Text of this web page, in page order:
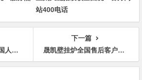
站400电话
电话
下一篇
晟凯壁挂炉全国售后客户服务热线号码